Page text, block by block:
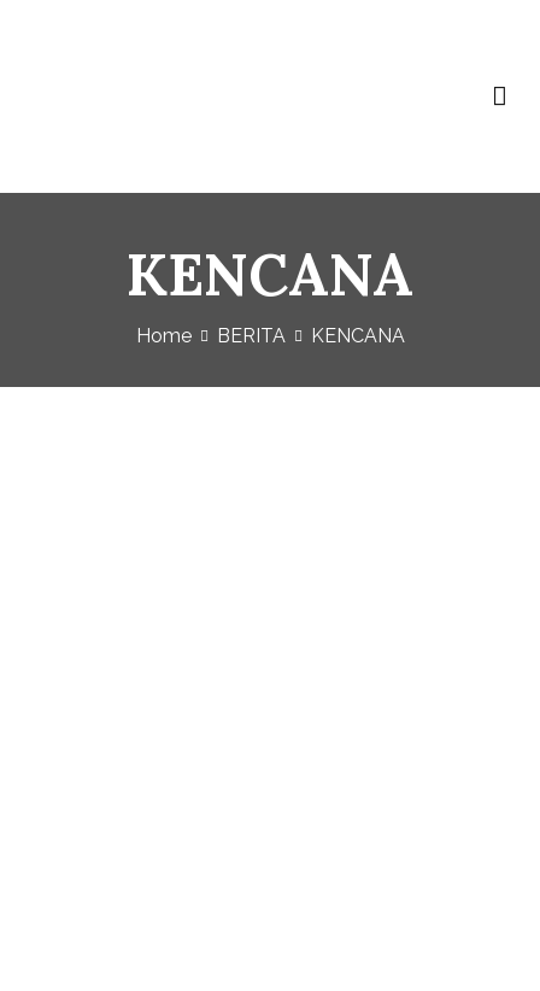
Baja Ringan Vivo
Website Baja Ringan Vivo
KENCANA
Home BERITA KENCANA